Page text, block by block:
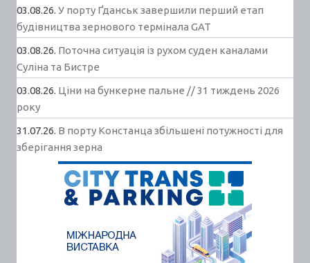
03.08.26. У порту Ґданськ завершили перший етап
будівництва зернового термінала GAT
03.08.26. Поточна ситуація із рухом суден каналами
Суліна та Бистре
03.08.26. Ціни на бункерне пальне // 31 тиждень 2026
року
31.07.26. В порту Констанца збільшені потужності для
зберігання зерна